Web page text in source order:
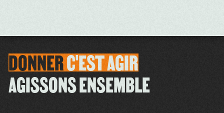
DONNERC'ESTAGIR
AGISSONS ENSEMBLE